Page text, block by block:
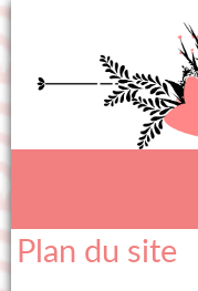
Plan du site